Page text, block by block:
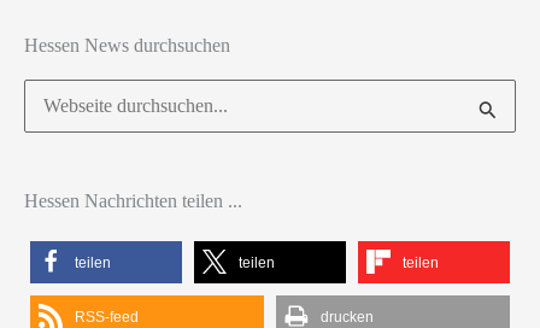
Hessen News durchsuchen
Suchen
nach:
Hessen Nachrichten teilen ...
teilen teilen teilen
RSS-feed drucken